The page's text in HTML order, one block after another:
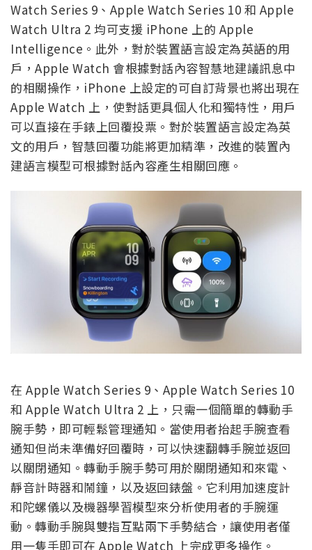
Watch Series 9、Apple Watch Series 10 和 Apple
Watch Ultra 2 均可支援 iPhone 上的 Apple
Intelligence。此外，對於裝置語言設定為英語的用
戶，Apple Watch 會根據對話內容智慧地建議訊息中
的相關操作，iPhone 上設定的可自訂背景也將出現在
Apple Watch 上，使對話更具個人化和獨特性，用戶
可以直接在手錶上回覆投票。對於裝置語言設定為英
文的用戶，智慧回覆功能將更加精準，改進的裝置內
建語言模型可根據對話內容產生相關回應。
在 Apple Watch Series 9、Apple Watch Series 10
和 Apple Watch Ultra 2 上，只需一個簡單的轉動手
腕手勢，即可輕鬆管理通知。當使用者抬起手腕查看
通知但尚未準備好回覆時，可以快速翻轉手腕並返回
以關閉通知。轉動手腕手勢可用於關閉通知和來電、
靜音計時器和鬧鐘，以及返回錶盤。它利用加速度計
和陀螺儀以及機器學習模型來分析使用者的手腕運
動。轉動手腕與雙指互點兩下手勢結合，讓使用者僅
用一隻手即可在 Apple Watch 上完成更多操作。